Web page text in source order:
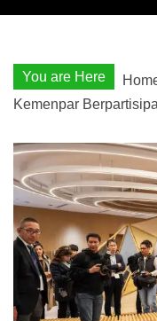
You are Here
Kemenpar